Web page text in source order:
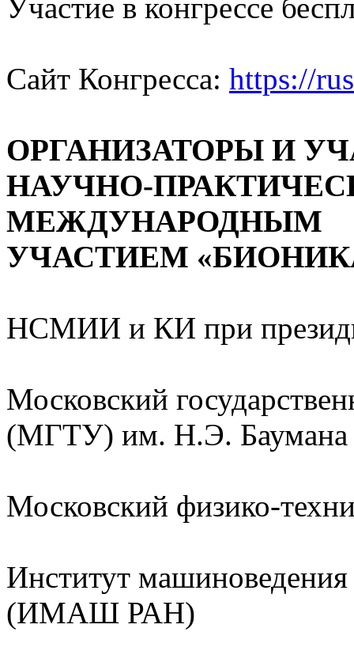
Участие в конгрессе
Сайт Конгресса: https://
ОРГАНИЗАТОРЫ И
НАУЧНО-
МЕЖДУНАРОДНЫМ
УЧАСТИЕМ
НСМИИ и КИ при
Московский
(МГТУ) им. Н.Э. Баумана
Московский физико-
Институт
(ИМАШ РАН)